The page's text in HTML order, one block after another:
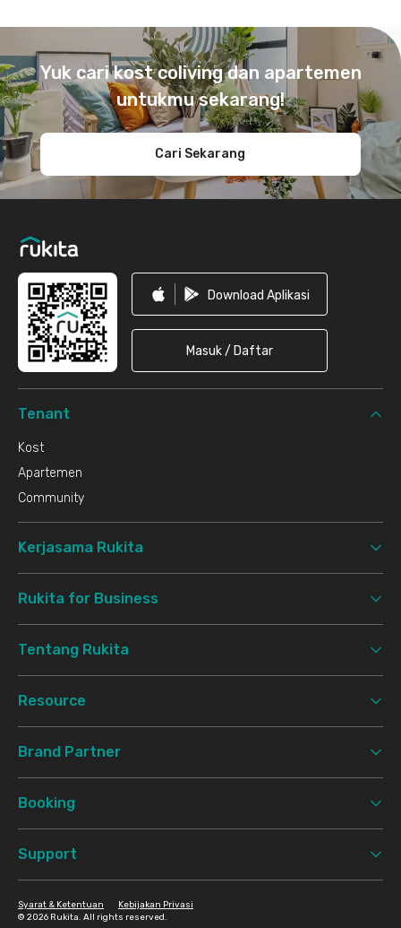
Yuk cari kost coliving dan apartemen
untukmu sekarang!
Cari Sekarang
Download Aplikasi
Masuk / Daftar
Tenant
Kost
Apartemen
Community
Kerjasama Rukita
Rukita for Business
Tentang Rukita
Resource
Brand Partner
Booking
Support
© 2026 Rukita. All rights reserved.
Syarat & Ketentuan Kebijakan Privasi